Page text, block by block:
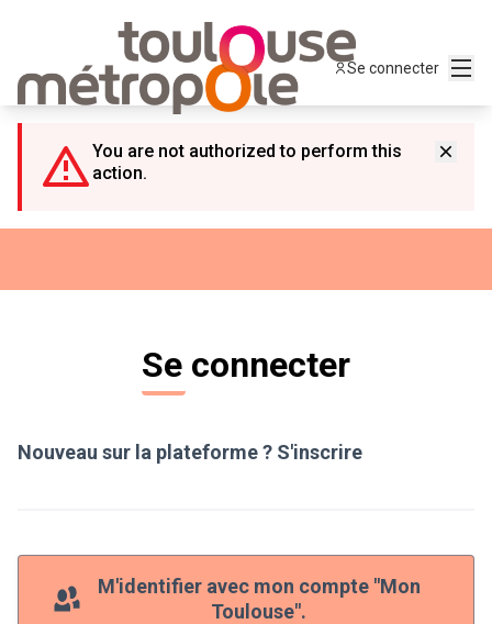
Se connecter
You are not authorized to perform this
action.
Se connecter
Nouveau sur la plateforme ? S'inscrire
M'identifier avec mon compte "Mon
Toulouse".